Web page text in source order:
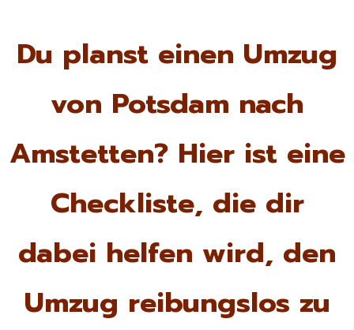
Du planst einen Umzug
von Potsdam nach
Amstetten? Hier ist eine
Checkliste, die dir
dabei helfen wird, den
Umzug reibungslos zu